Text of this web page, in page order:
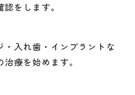
をします。
・入れ歯・インプラントな
治療を始めます。